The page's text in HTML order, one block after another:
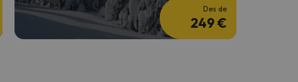
Des de
249 €